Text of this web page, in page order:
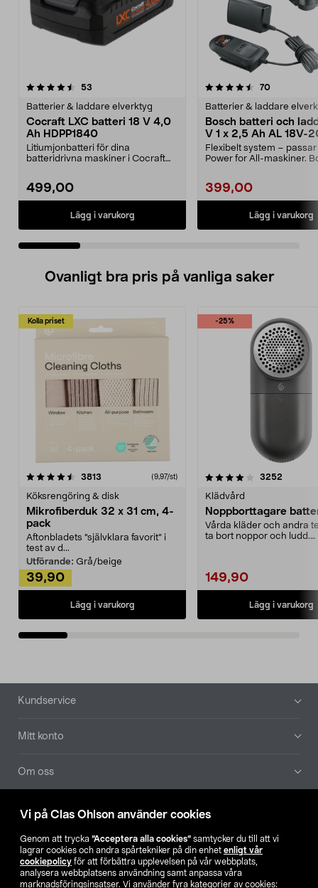
Vi på Clas Ohlson använder cookies
Genom att trycka ”Acceptera alla cookies” samtycker du till att vi
lagrar cookies och andra spårtekniker på din enhet enligt vår
cookiepolicy för att förbättra upplevelsen på vår webbplats,
analysera webbplatsens användning samt anpassa våra
marknadsföringsinsatser. Vi använder fyra kategorier av cookies:
53
Batterier & laddare elverktyg
Cocraft LXC batteri 18 V 4,0
Ah HDPP1840
Litiumjonbatteri för dina
batteridrivna maskiner i Cocraft
499,00
Lägg i varukorg
4.5 av 5 stjärnor 70recensioner
Batterier & laddare
Bosch batteri och
V 1 x 2,5 Ah AL 18V-
Flexibelt system – passar
Power for All-maskiner.
399,00
Lägg i varukorg
4.5 av 5 stjärnor
Ovanligt bra pris på vanliga saker
Kolla priset
3813 (9,97/st)
Köksrengöring & disk
Mikrofiberduk 32 x 31 cm, 4-
pack
Aftonbladets "självklara favorit” i
test av d...
Utförande: Grå/beige
39,90
Lägg i varukorg
-25%
4.0av 5 stjärnor 3252
Klädvård
Noppborttagare
Vårda kläder och andra
ta bort noppor och ludd.
149,90
Lägg i varukorg
4.5av 5 stjärnor
Sidfot
Kundservice
Mitt konto
Om oss
Aktuellt
Våra bolag
Hitta butik